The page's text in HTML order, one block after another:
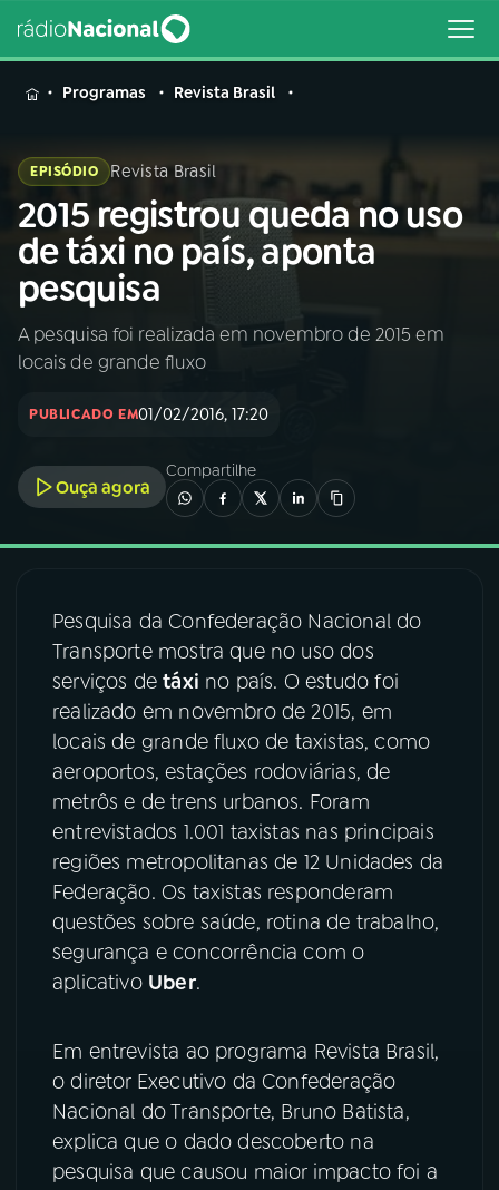
MENU
Buscar
na
Rádio
Nacional
Buscar
AO VIVO
INÍCIO
A RÁDIO
03PROGRAMAÇÃO
04PROGRAMAS
PODCASTS
06VIDEOCASTS
08FESTIVAL DE MÚSICA
ACOMPANHE A RÁDIO NACIONAL
YouTube Facebook
TikTok
Programas Revista Brasil
EPISÓDIO Revista Brasil
2015 registrou queda no uso
de táxi no país, aponta
pesquisa
A pesquisa foi realizada em novembro de 2015 em
locais de grande fluxo
PUBLICADO EM01/02/2016, 17:20
Ouça agora
Compartilhe
Pesquisa da Confederação Nacional do
Transporte mostra que no uso dos
serviços detáxi no país. O estudo foi
realizado em novembro de 2015, em
locais de grande fluxo de taxistas, como
aeroportos, estações rodoviárias, de
metrôs e de trens urbanos. Foram
entrevistados 1.001 taxistas nas principais
regiões metropolitanas de 12 Unidades da
Federação. Os taxistas responderam
questões sobre saúde, rotina de trabalho,
segurança e concorrência com o
aplicativo Uber.
Em entrevista ao programa Revista Brasil,
o diretor Executivo da Confederação
Nacional do Transporte, Bruno Batista,
explica que o dado descoberto na
pesquisa que causou maior impacto foi a